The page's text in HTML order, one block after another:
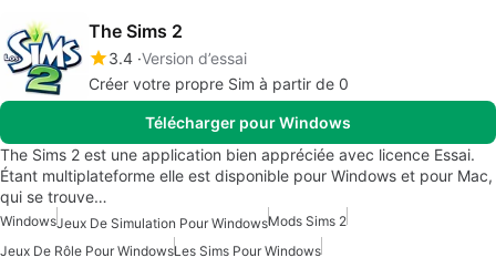
The Sims 2
3.4 Version d’essai
Créer votre propre Sim à partir de 0
Télécharger pour Windows
The Sims 2 est une application bien appréciée avec licence Essai.
Étant multiplateforme elle est disponible pour Windows et pour Mac,
qui se trouve…
WindowsJeux De Simulation Pour WindowsMods Sims 2
Jeux De Rôle Pour WindowsLes Sims Pour Windows